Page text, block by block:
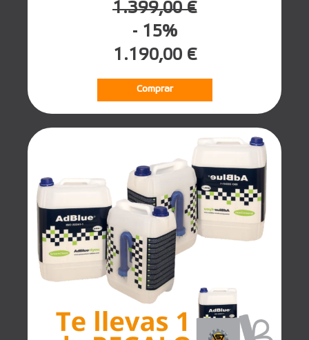
1.399,00 €
- 15%
1.190,00 €
Comprar